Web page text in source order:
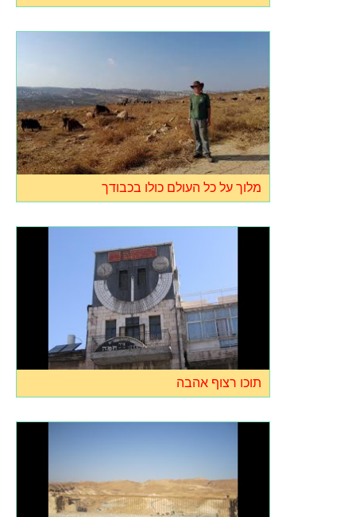
מלוך על כל העולם כולו בכבודך
תוכו רצוף אהבה